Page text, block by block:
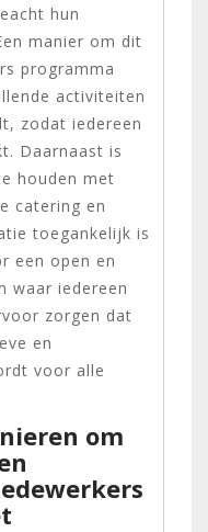
hun
manier om dit
programma
activiteiten
zodat iedereen
Daarnaast is
houden met
catering en
toegankelijk is
een open en
waar iedereen
zorgen dat
en
voor alle
om